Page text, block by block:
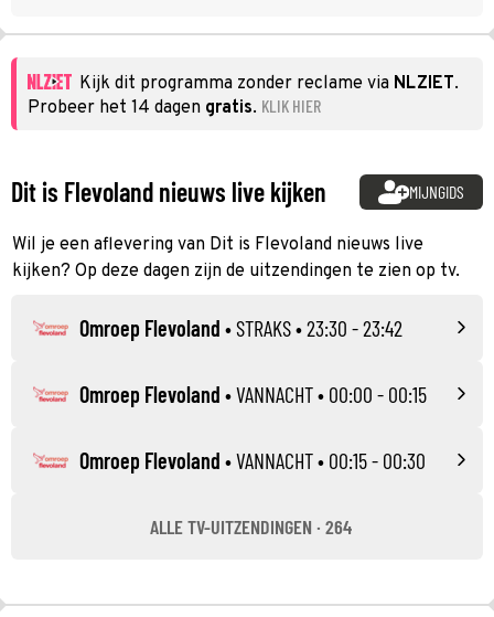
Kijk dit programma zonder reclame via NLZIET.
Probeer het 14 dagen gratis. KLIK HIER
Dit is Flevoland nieuws live kijken MIJNGIDS
Wil je een aflevering van Dit is Flevoland nieuws live
kijken? Op deze dagen zijn de uitzendingen te zien op tv.
Omroep Flevoland •STRAKS• 23:30 - 23:42
Omroep Flevoland •VANNACHT• 00:00 - 00:15
Omroep Flevoland •VANNACHT• 00:15 - 00:30
ALLE TV-UITZENDINGEN · 264